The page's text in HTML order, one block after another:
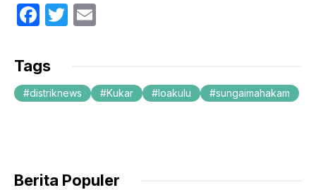
F
c
e
b
k
T
er
Tags
distriknews Kukar loakulu sungaimahakam
Berita Populer